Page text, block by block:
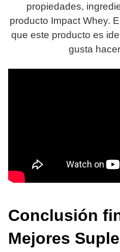
propiedades,
producto Impact Whey.
que este producto es
gusta
Conclusión
Mejores